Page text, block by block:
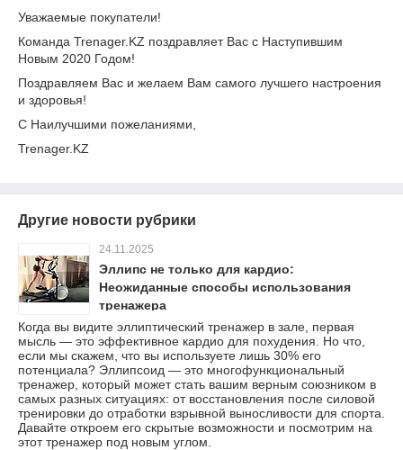
Уважаемые покупатели!
Команда Trenager.KZ поздравляет Вас с Наступившим
Новым 2020 Годом!
Поздравляем Вас и желаем Вам самого лучшего настроения
и здоровья!
С Наилучшими пожеланиями,
Trenager.KZ
Другие новости рубрики
24.11.2025
Эллипс не только для кардио:
Неожиданные способы использования
тренажера
Когда вы видите эллиптический тренажер в зале, первая
мысль — это эффективное кардио для похудения. Но что,
если мы скажем, что вы используете лишь 30% его
потенциала? Эллипсоид — это многофункциональный
тренажер, который может стать вашим верным союзником в
самых разных ситуациях: от восстановления после силовой
тренировки до отработки взрывной выносливости для спорта.
Давайте откроем его скрытые возможности и посмотрим на
этот тренажер под новым углом.